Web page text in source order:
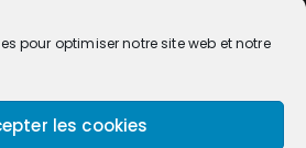
pour optimiser notre site web et notre
les cookies